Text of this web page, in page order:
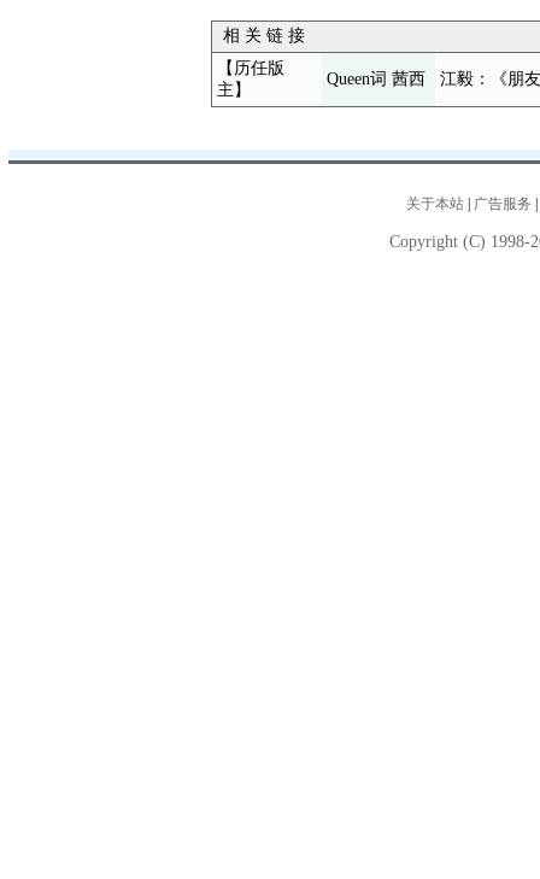
相 关 链 接
【历任版
主】
Queen词 茜西 江毅：《朋友
关于本站 广告服务
Copyright (C) 1998-